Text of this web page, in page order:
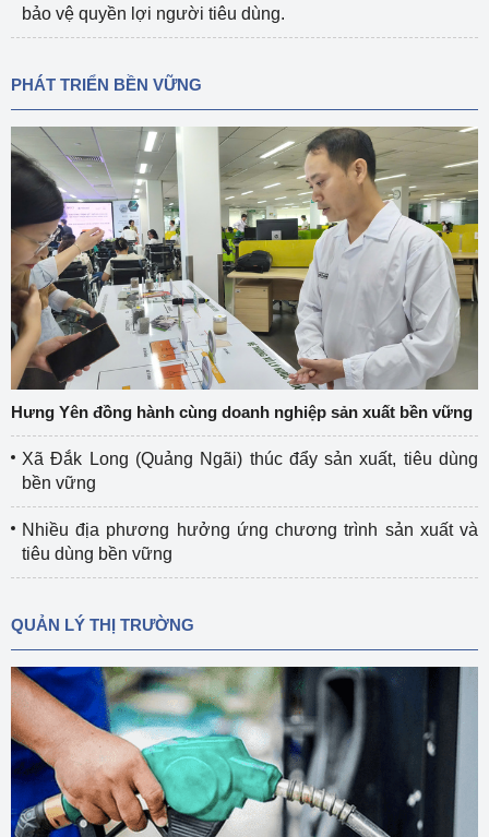
bảo vệ quyền lợi người tiêu dùng.
PHÁT TRIỂN BỀN VỮNG
Hưng Yên đồng hành cùng doanh nghiệp sản xuất bền vững
Xã Đắk Long (Quảng Ngãi) thúc đẩy sản xuất, tiêu dùng
bền vững
Nhiều địa phương hưởng ứng chương trình sản xuất và
tiêu dùng bền vững
QUẢN LÝ THỊ TRƯỜNG